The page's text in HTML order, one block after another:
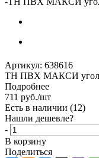
Артикул: 638616
ТН ПВХ МАКСИ угол
Подробнее
711 руб./шт
Есть в наличии (12)
Нашли дешевле?
-
В корзину
Поделиться